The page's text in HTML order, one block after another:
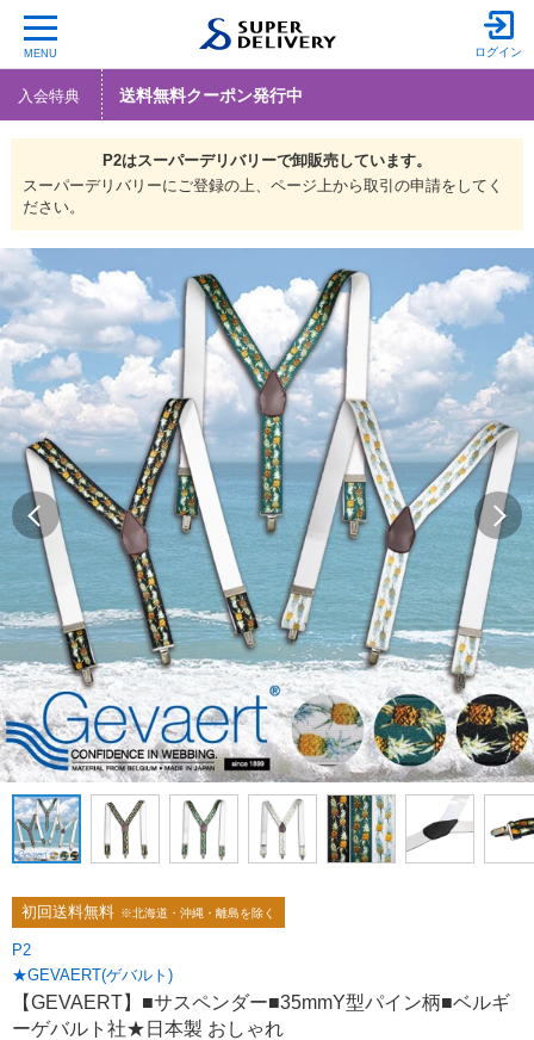
MENU ログイン
入会特典 送料無料クーポン発行中
P2はスーパーデリバリーで卸販売しています。
スーパーデリバリーにご登録の上、ページ上から取引の申請をしてく
ださい。
初回送料無料 ※北海道・沖縄・離島を除く
P2
★GEVAERT(ゲバルト)
【GEVAERT】■サスペンダー■35mmY型パイン柄■ベルギ
ーゲバルト社★日本製 おしゃれ